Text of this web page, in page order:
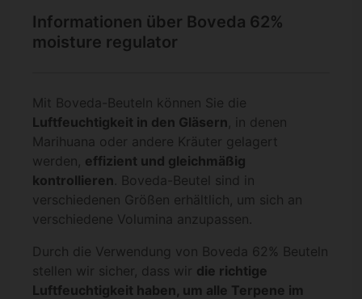
Informationen über Boveda 62%
moisture regulator
Mit Boveda-Beuteln können Sie die
Luftfeuchtigkeit in den Gläsern , in denen
Marihuana oder andere Kräuter gelagert
werden, effizient und gleichmäßig
kontrollieren . Boveda-Beutel sind in
verschiedenen Größen erhältlich, um sich an
verschiedene Volumina anzupassen.
Durch die Verwendung von Boveda 62% Beuteln
stellen wir sicher, dass wir die richtige
Luftfeuchtigkeit haben, um alle Terpene im